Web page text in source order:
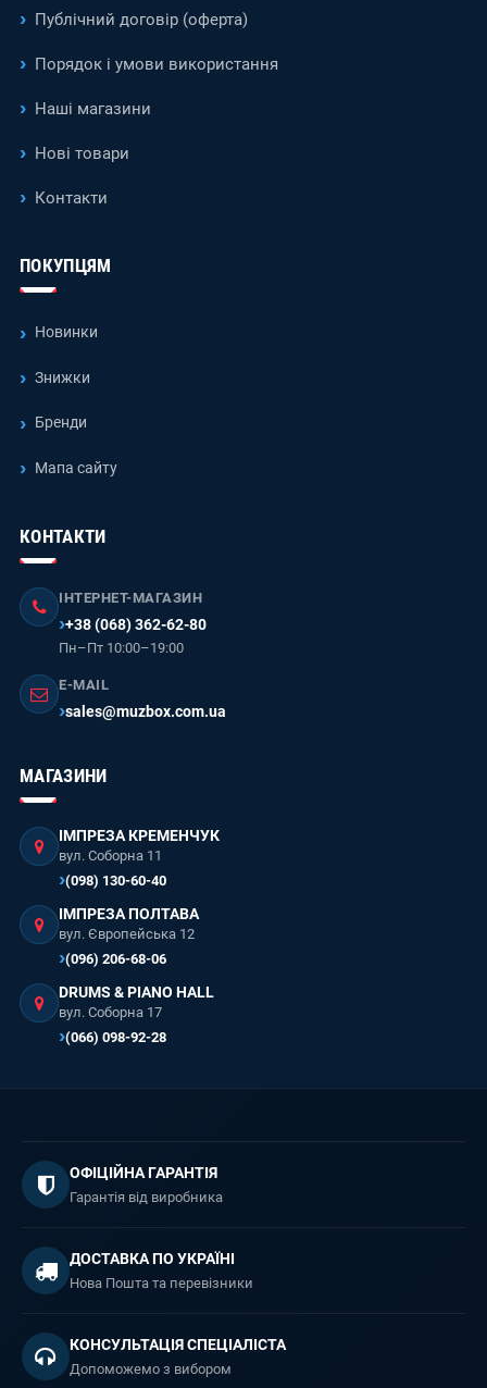
Публічний договір (оферта)
Порядок і умови використання
Наші магазини
Нові товари
Контакти
ПОКУПЦЯМ
Новинки
Знижки
Бренди
Мапа сайту
КОНТАКТИ
ІНТЕРНЕТ-МАГАЗИН
+38 (068) 362-62-80
Пн–Пт 10:00–19:00
E-MAIL
sales@muzbox.com.ua
МАГАЗИНИ
ІМПРЕЗА КРЕМЕНЧУК
вул. Соборна 11
(098) 130-60-40
ІМПРЕЗА ПОЛТАВА
вул. Європейська 12
(096) 206-68-06
DRUMS & PIANO HALL
вул. Соборна 17
(066) 098-92-28
ОФІЦІЙНА ГАРАНТІЯ
Гарантія від виробника
ДОСТАВКА ПО УКРАЇНІ
Нова Пошта та перевізники
КОНСУЛЬТАЦІЯ СПЕЦІАЛІСТА
Допоможемо з вибором